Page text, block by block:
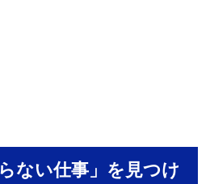
ない仕事」を見つけ